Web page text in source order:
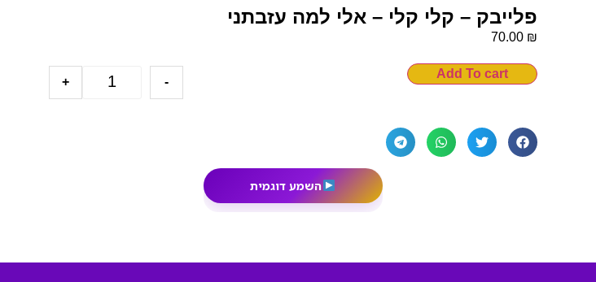
פלייבק – קלי קלי – אלי למה עזבתני
70.00 ₪
-
+
Add To cart
השמע דוגמית